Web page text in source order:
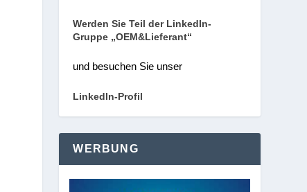
Werden Sie Teil der LinkedIn-
Gruppe „OEM&Lieferant“
und besuchen Sie unser
LinkedIn-Profil
WERBUNG